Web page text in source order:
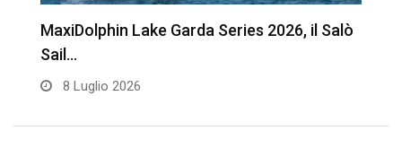
MaxiDolphin Lake Garda Series 2026, il Salò
Sail…
8 Luglio 2026